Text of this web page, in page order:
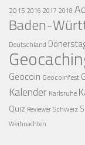
2015 2016 2017 2018
Baden-
Deutschland
Geocoin Geocoinfest
Kalender Karlsruhe
Quiz ReviewerSchweiz
Weihnachten